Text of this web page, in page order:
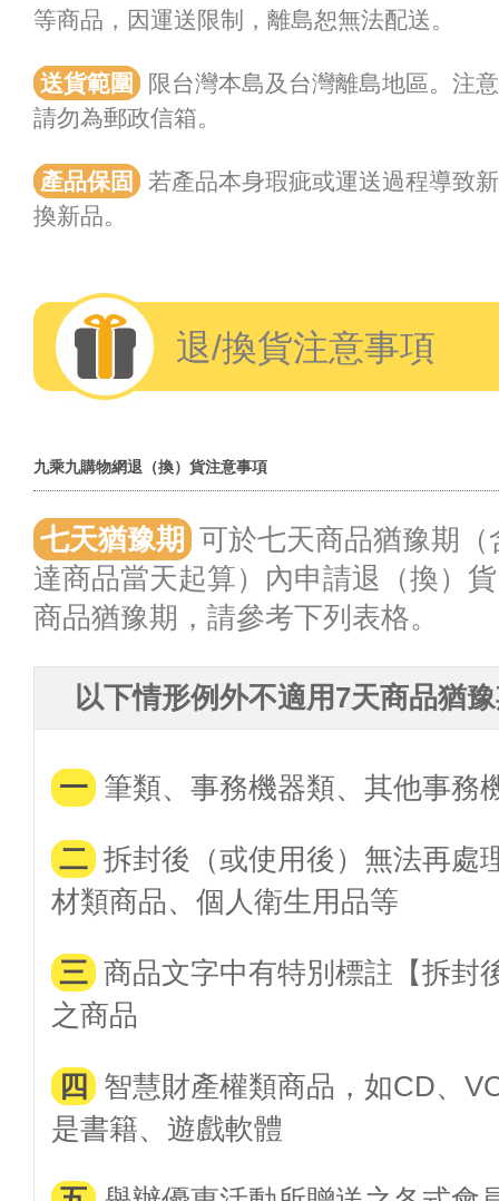
等商品，因運送限制，離島恕無法配送。
送貨範圍
限台灣本島及台灣離島地區。注
請勿為郵政信箱。
產品保固
若產品本身瑕疵或運送過程導致
換新品。
退/換貨注意事項
九乘九購物網退（換）貨注意事項
七天猶豫期 可於七天商品猶豫期
達商品當天起算）內申請退（換）
商品猶豫期，請參考下列表格。
以下情形例外不適用7天商品猶
一 筆類、事務機器類、其他事務
二 拆封後（或使用後）無法再處
材類商品、個人衛生用品等
三 商品文字中有特別標註【拆封
之商品
四
智慧財產權類商品，如CD、
是書籍、遊戲軟體